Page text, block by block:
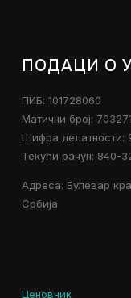
ПОДАЦИ О
ПИБ: 101728060
Матични број:
Шифра делатности:
Текући рачун: 840-
Адреса: Булевар
Србија
Ценовник